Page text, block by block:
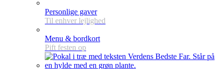
Personlige gaver
Til enhver lejlighed
Menu & bordkort
Pift festen op